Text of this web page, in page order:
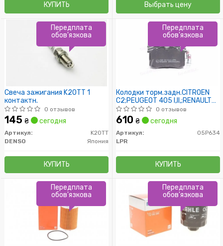
КУПИТЬ Выбрать цену
Свеча зажигания K20TT 1
контактн.
0 отзывов
145 ₴ сегодня
Артикул:
K20TT
DENSO
Япония
КУПИТЬ
Передплата
обов'язкова
Колодки торм.задн.CITROEN
C2;PEUGEOT 405 I,II,;RENAULT
ESPACE III,MEGANE I,II:TOLEDO I
83- /TRW/
0 отзывов
610 ₴ сегодня
Артикул:
05P634
LPR
КУПИТЬ
Передплата
обов'язкова
Передплата
обов'язкова
Передплата
обов'язкова